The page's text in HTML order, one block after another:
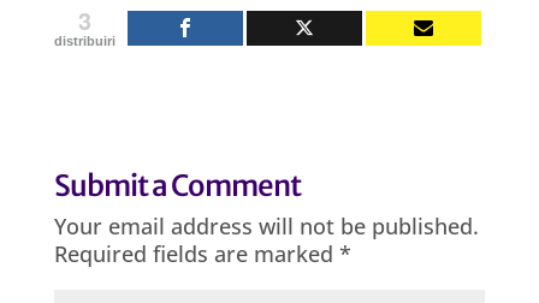
3
distribuiri
Submit a Comment
Your email address will not be published.
Required fields are marked *